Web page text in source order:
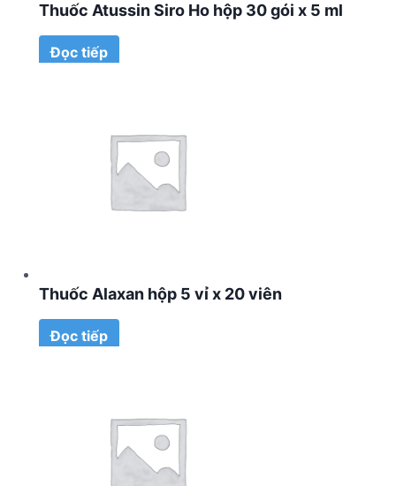
Thuốc Atussin Siro Ho hộp 30 gói x 5 ml
Đọc tiếp
Thuốc Alaxan hộp 5 vỉ x 20 viên
Đọc tiếp